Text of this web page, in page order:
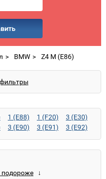
BMW Z4 M (E86)
1 (E88) 1 (F20)
3 (E30)
3 (E90) 3 (E91)
3 (E92)